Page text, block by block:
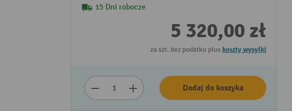
15 Dni robocze
5 320,00 zł
za szt. bez podatku plus koszty wysyłki
Dodaj do koszyka